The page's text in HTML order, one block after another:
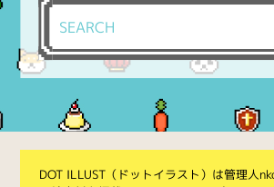
DOT ILLUST（ドットイラスト）は管理人